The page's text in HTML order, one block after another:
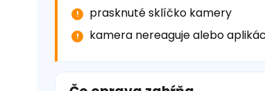
prasknuté sklíčko kamery
kamera nereaguje alebo